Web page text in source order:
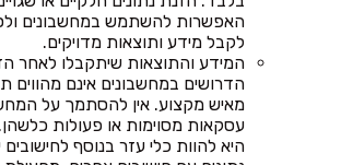
האפשרות להשתמש במחשבונים
לקבל מידע ותוצאות מדויקים.
המידע והתוצאות שיתקבלו לאחר
הדרושים במחשבונים אינם מהווים
מאיש מקצוע. אין להסתמך על
עסקאות מסוימות או פעולות
היא להוות כלי עזר בנוסף